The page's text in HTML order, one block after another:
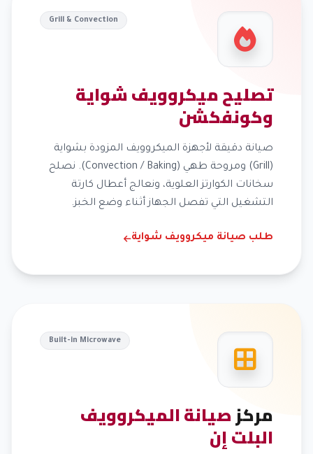
Grill & Convection
تصليح ميكروويف شواية
وكونفكشن
صيانة دقيقة لأجهزة الميكروويف المزودة بشواية
(Grill) ومروحة طهي (Convection / Baking). نصلح
سخانات الكوارتز العلوية، ونعالج أعطال كارتة
التشغيل التي تفصل الجهاز أثناء وضع الخبز.
طلب صيانة ميكروويف شواية
Built-in Microwave
مركزصيانة الميكروويف
البلت إن